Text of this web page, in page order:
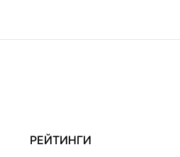
РЕЙТИНГИ